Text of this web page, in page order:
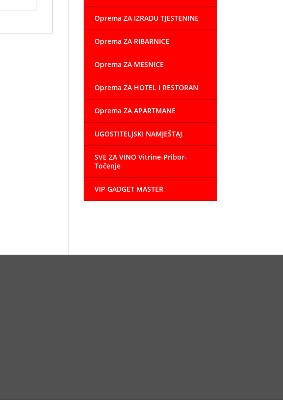
Oprema ZA IZRADU TJESTENINE
Oprema ZA RIBARNICE
Oprema ZA MESNICE
Oprema ZA HOTEL i RESTORAN
Oprema ZA APARTMANE
UGOSTITELJSKI NAMJEŠTAJ
SVE ZA VINO Vitrine-Pribor-
Točenje
VIP GADGET MASTER